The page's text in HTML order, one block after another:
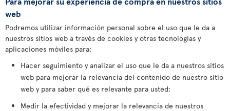
web
Podremos utilizar información personal sobre el uso que le da a
nuestros sitios web a través de cookies y otras tecnologías y
aplicaciones móviles para:
Hacer seguimiento y analizar el uso que le da a nuestros sitios
web para mejorar la relevancia del contenido de nuestro sitio
web y para saber qué es relevante para usted;
Medir la efectividad y mejorar la relevancia de nuestros